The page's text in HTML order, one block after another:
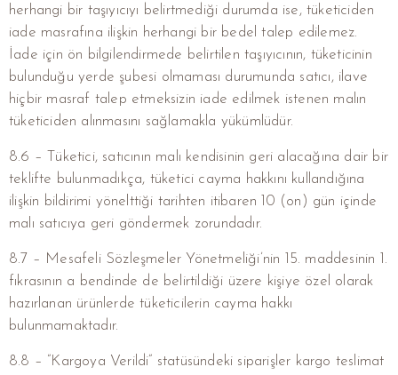
herhangi bir taşıyıcıyı belirtmediği durumda ise, tüketiciden
iade masrafına ilişkin herhangi bir bedel talep edilemez.
İade için ön bilgilendirmede belirtilen taşıyıcının, tüketicinin
bulunduğu yerde şubesi olmaması durumunda satıcı, ilave
hiçbir masraf talep etmeksizin iade edilmek istenen malın
tüketiciden alınmasını sağlamakla yükümlüdür.
8.6 – Tüketici, satıcının malı kendisinin geri alacağına dair bir
teklifte bulunmadıkça, tüketici cayma hakkını kullandığına
ilişkin bildirimi yönelttiği tarihten itibaren 10 (on) gün içinde
malı satıcıya geri göndermek zorundadır.
8.7 – Mesafeli Sözleşmeler Yönetmeliği’nin 15. maddesinin 1.
fıkrasının a bendinde de belirtildiği üzere kişiye özel olarak
hazırlanan ürünlerde tüketicilerin cayma hakkı
bulunmamaktadır.
8.8 – ”Kargoya Verildi” statüsündeki siparişler kargo teslimat